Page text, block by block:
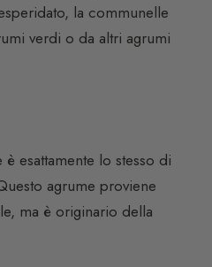
la communelle
verdi o da altri agrumi
esattamente lo stesso di
agrume proviene
ma è originario della